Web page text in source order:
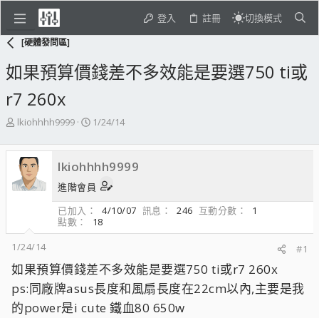
登入 註冊 切換模式
[硬體發問區]
如果預算價錢差不多效能是要選750 ti或
r7 260x
主
發
起
人
lkiohhhh9999
開
日
期
1/24/14
lkiohhhh9999
進階會員
已加入
4/10/07 訊息 246 互動分數
1
點數
18
1/24/14
#1
如果預算價錢差不多效能是要選750 ti或r7 260x
ps:同廠牌asus長度和風扇長度在22cm以內,主要是我
的power是i cute 鐵血80 650w